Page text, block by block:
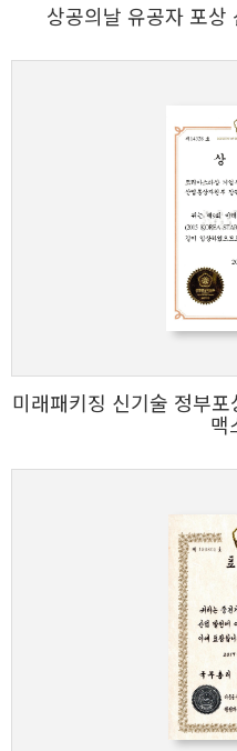
상공의날 유공자 포상
미래패키징 신기술 정부
맥